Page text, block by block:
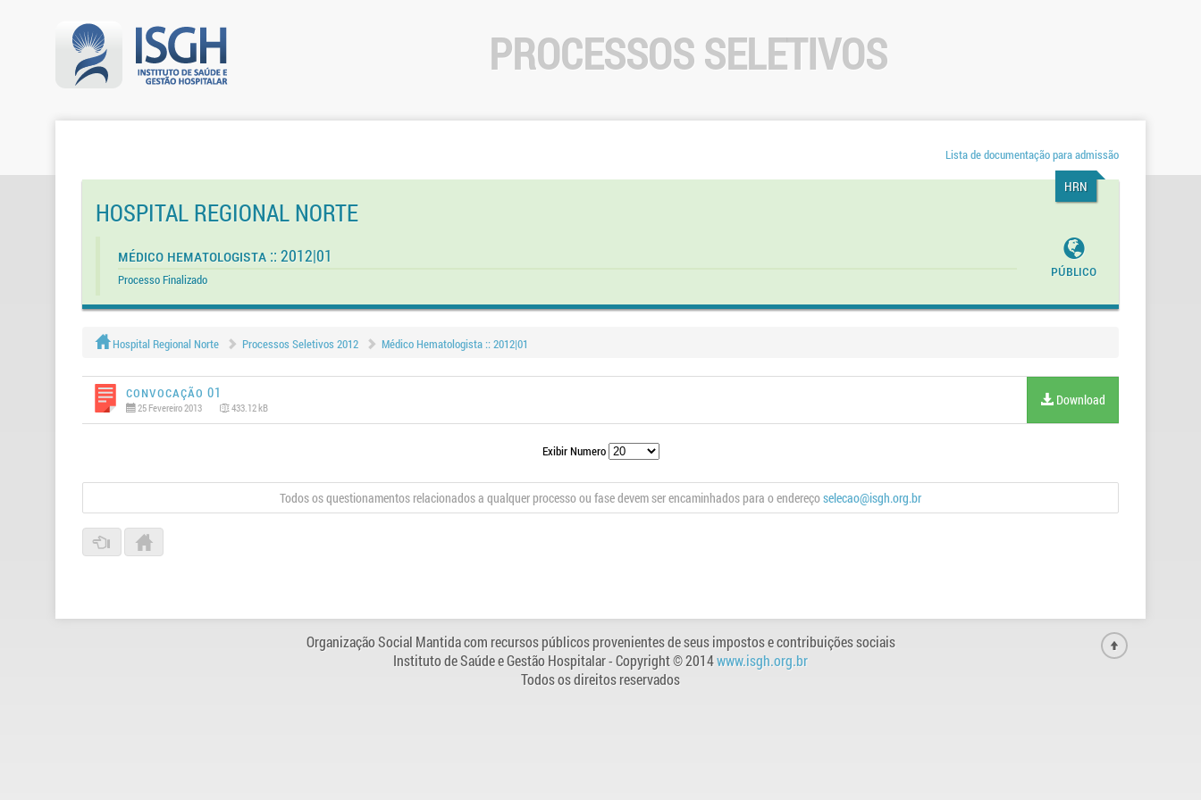
PROCESSOS SELETIVOS
Lista de documentação para admissão
HOSPITAL REGIONAL NORTE
Médico Hematologista :: 2012|01
Processo Finalizado Público
HRN
Hospital Regional Norte Processos Seletivos 2012 Médico Hematologista :: 2012|01
Convocação 01
25 Fevereiro 2013 433.12 kB Download
Exibir Numero
Todos os questionamentos relacionados a qualquer processo ou fase devem ser encaminhados para o endereçoselecao@isgh.org.br
Organização Social Mantida com recursos públicos provenientes de seus impostos e contribuições sociais
Instituto de Saúde e Gestão Hospitalar- Copyright © 2014www.isgh.org.br
Todos os direitos reservados